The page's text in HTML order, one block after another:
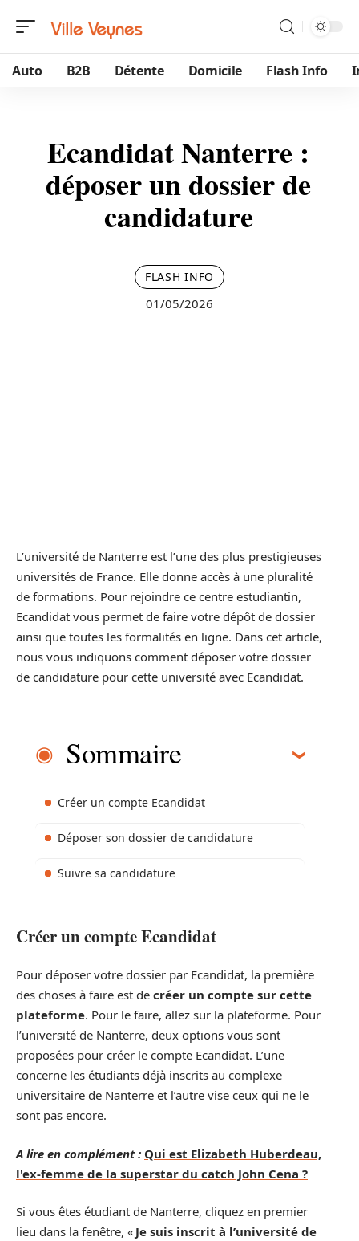
Auto B2B Détente Domicile Flash Info
Ecandidat Nanterre :
déposer un dossier de
candidature
FLASH INFO
01/05/2026
L’université de Nanterre est l’une des plus prestigieuses
universités de France. Elle donne accès à une pluralité
de formations. Pour rejoindre ce centre estudiantin,
Ecandidat vous permet de faire votre dépôt de dossier
ainsi que toutes les formalités en ligne. Dans cet article,
nous vous indiquons comment déposer votre dossier
de candidature pour cette université avec Ecandidat.
Sommaire
Créer un compte Ecandidat
Déposer son dossier de candidature
Suivre sa candidature
Créer un compte Ecandidat
Pour déposer votre dossier par Ecandidat, la première
des choses à faire est de créer un compte sur cette
plateforme. Pour le faire, allez sur la plateforme. Pour
l’université de Nanterre, deux options vous sont
proposées pour créer le compte Ecandidat. L’une
concerne les étudiants déjà inscrits au complexe
universitaire de Nanterre et l’autre vise ceux qui ne le
sont pas encore.
A lire en complément : Qui est Elizabeth Huberdeau,
l'ex-femme de la superstar du catch John Cena ?
Si vous êtes étudiant de Nanterre, cliquez en premier
lieu dans la fenêtre, « Je suis inscrit à l’université de